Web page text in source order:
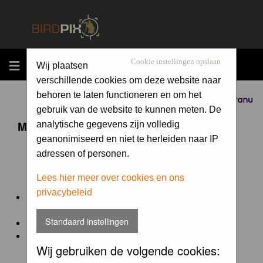
MENU
Sponsored by
Cookie instellingen opslaan
Wij plaatsen
verschillende cookies om deze website naar
behoren te laten functioneren en om het
gebruik van de website te kunnen meten. De
analytische gegevens zijn volledig
geanonimiseerd en niet te herleiden naar IP
adressen of personen.
Lees hier meer over cookies en ons
privacybeleid
Standaard instellingen
Wij gebruiken de volgende cookies:
Maandopdracht 'lentekriebels'
De maandopdracht van Birdpix is een competitie voor
en door de Birdpix fotografen community:
Het onderwerp van de opdracht wordt bepaald door de
winnaar van de laatste maandopdracht
De community nomineert de winnaar.
Geregistreerde gebruikers van Birdpix kunnen onder
deze voorwaardendeelnemen.